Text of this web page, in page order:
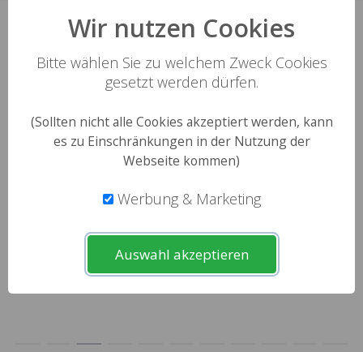
Mitglieder online
Feistritz an der Drau
29 Lorup, Rastdorf
Chatten
32 Norderstedt
Wir nutzen Cookies
Bitte wählen Sie zu welchem Zweck Cookies
gesetzt werden dürfen.
(Sollten nicht alle Cookies akzeptiert werden, kann
es zu Einschränkungen in der Nutzung der
Webseite kommen)
Werbung & Marketing
Auswahl akzeptieren